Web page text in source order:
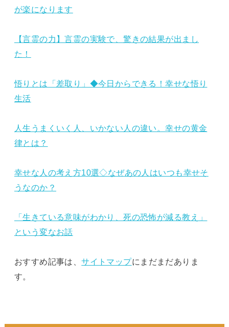
が楽になります
【言霊の力】言霊の実験で、驚きの結果が出まし
た！
悟りとは「差取り」◆今日からできる！幸せな悟り
生活
人生うまくいく人、いかない人の違い。幸せの黄金
律とは？
幸せな人の考え方10選◇なぜあの人はいつも幸せそ
うなのか？
「生きている意味がわかり、死の恐怖が減る教え」
という変なお話
おすすめ記事は、サイトマップにまだまだありま
す。